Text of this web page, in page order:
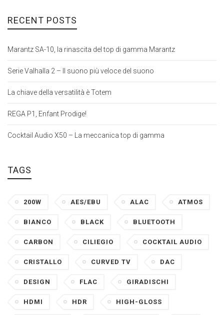
RECENT POSTS
Marantz SA-10, la rinascita del top di gamma Marantz
Serie Valhalla 2 – Il suono più veloce del suono
La chiave della versatilità è Totem
REGA P1, Enfant Prodige!
Cocktail Audio X50 – La meccanica top di gamma
TAGS
200W AES/EBU ALAC ATMOS
BIANCO BLACK BLUETOOTH
CARBON CILIEGIO COCKTAIL AUDIO
CRISTALLO CURVED TV DAC
DESIGN FLAC GIRADISCHI
HDMI HDR HIGH-GLOSS